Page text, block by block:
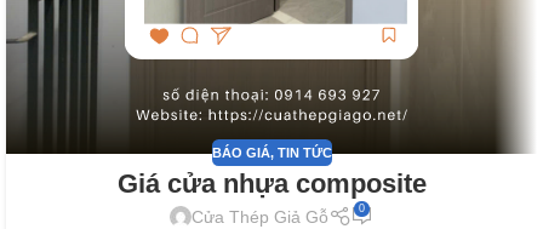
BÁO GIÁ, TIN TỨC
Giá cửa nhựa composite
Cửa Thép Giả Gỗ 0